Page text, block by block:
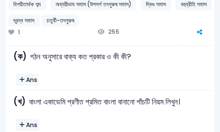
বিপরীতার্থক শব্দ
অব্যয়ীভাব সমাস (উপসর্গ তৎপুরুষ সমাস) দ্বিগু সমাস
বহুব্রীহি সমাস
দ্বন্দ্ব সমাস
চতুর্থী-তৎপুরুষ
1
255
(ক) গঠন অনুসারে বাক্য কত প্রকার ও কী কী?
Ans
(খ) বাংলা একাডেমি প্রণীত প্রমিত বাংলা বানানো পাঁচটি নিয়ম লিখুন।
Ans